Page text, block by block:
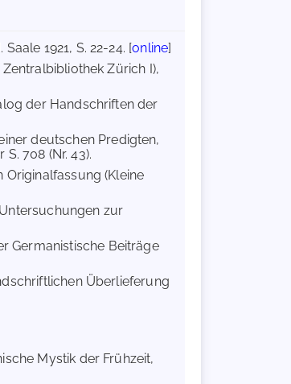
1921, S. 22-24. [online]
Zürich I),
der Handschriften der
deutschen Predigten,
708 (Nr. 43).
Originalfassung (Kleine
zur
Germanistische Beiträge
Überlieferung
Mystik der Frühzeit,